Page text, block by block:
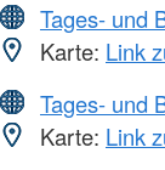
Tages- und
Karte: Link
Tages- und
Karte: Link